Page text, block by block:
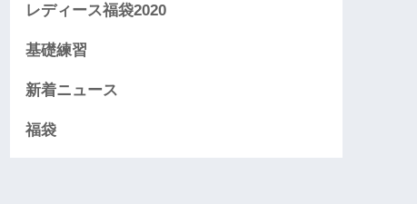
レディース福袋2020
基礎練習
新着ニュース
福袋